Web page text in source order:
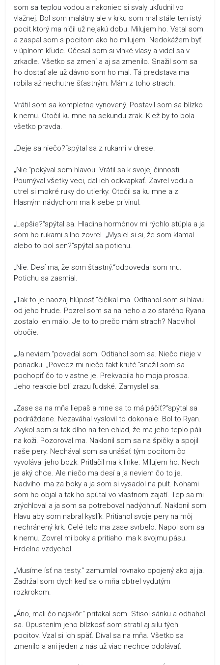
som sa teplou vodou a nakoniec si svaly ukľudnil vo
vlažnej. Bol som malátny ale v krku som mal stále ten istý
pocit ktorý ma ničil už nejakú dobu. Milujem ho. Vstal som
a zaspal som s pocitom ako ho milujem. Nedokážem byť
v úplnom kľude. Očesal som si vlhké vlasy a videl sa v
zrkadle. Všetko sa zmení a aj sa zmenilo. Snažil som sa
ho dostať ale už dávno som ho mal. Tá predstava ma
robila až nechutne šťastným. Mám z toho strach.
Vrátil som sa kompletne vynovený. Postavil som sa blízko
k nemu. Otočil ku mne na sekundu zrak. Kiež by to bola
všetko pravda.
„Deje sa niečo?“spýtal sa z rukami v drese.
„Nie.“pokýval som hlavou. Vrátil sa k svojej činnosti.
Poumýval všetky veci, dal ich odkvapkať. Zavrel vodu a
utrel si mokré ruky do utierky. Otočil sa ku mne a z
hlasným nádychom ma k sebe privinul.
„Lepšie?“spýtal sa. Hladina hormónov mi rýchlo stúpla a ja
som ho rukami silno zovrel. „Myslel si si, že som klamal
alebo to bol sen?“spýtal sa potichu.
„Nie. Desí ma, že som šťastný.“odpovedal som mu.
Potichu sa zasmial.
„Tak to je naozaj hlúposť.“čičíkal ma. Odtiahol som si hlavu
od jeho hrude. Pozrel som sa na neho a zo starého Ryana
zostalo len málo. Je to to prečo mám strach? Nadvihol
obočie.
„Ja neviem.“povedal som. Odtiahol som sa. Niečo nieje v
poriadku. „Povedz mi niečo fakt kruté.“snažil som sa
pochopiť čo to vlastne je. Prekvapila ho moja prosba.
Jeho reakcie boli zrazu ľudské. Zamyslel sa.
„Zase sa na mňa liepaš a mne sa to má páčiť?“spýtal sa
podráždene. Nezaváhal vyslovil to dokonale. Bol to Ryan.
Zvykol som si tak dlho na ten chlad, že ma jeho teplo páli
na koži. Pozoroval ma. Naklonil som sa na špičky a spojil
naše pery. Nechával som sa unášať tým pocitom čo
vyvolával jeho bozk. Pritlačil ma k linke. Milujem ho. Nech
je aký chce. Ale niečo ma desí a ja neviem čo to je.
Nadvihol ma za boky a ja som si vysadol na pult. Nohami
som ho objal a tak ho spútal vo vlastnom zajatí. Tep sa mi
zrýchloval a ja som sa potreboval nadýchnuť. Naklonil som
hlavu aby som nabral kyslík. Pritiahol svoje pery na môj
nechránený krk. Celé telo ma zase svrbelo. Napol som sa
k nemu. Zovrel mi boky a pritiahol ma k svojmu pásu.
Hrdelne vzdychol.
„Musíme ísť na testy.“ zamumlal rovnako opojený ako aj ja.
Zadržal som dych keď sa o mňa obtrel vydutým
rozkrokom.
„Áno, mali čo najskôr.“ pritakal som. Stisol sánku a odtiahol
sa. Opustením jeho blízkosť som stratil aj silu tých
pocitov. Vzal si ich späť. Díval sa na mňa. Všetko sa
zmenilo a ani jeden z nás už viac nechce odolávať.